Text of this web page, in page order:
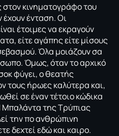
στον κινηματογράφο του
έχουν ένταση. Οι
έτοιμες να εκραγούν
είτε αγάπης είτε μίσους
Όλα μοιάζουν σα
Όμως, όταν το αρχικό
φύγει, ο θεατής
τους ήρωες καλύτερα και,
σε έναν τέτοιο κώδικα
Mπαλάντα της Τρύπιας
την πο ανθρώπινη
δεχτεί εδώ και καιρο.